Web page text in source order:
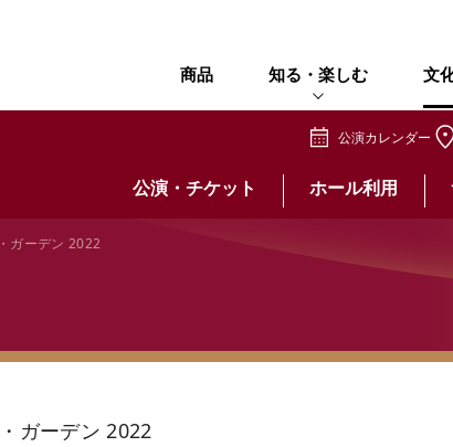
商品 知る・楽しむ 文
公演カレンダー
公演・チケット ホール利用
ガーデン 2022
ガーデン 2022